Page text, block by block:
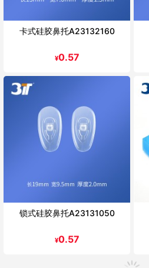
卡式硅胶鼻托A23132160
¥0.57
锁式硅胶鼻托A23131050
¥0.57